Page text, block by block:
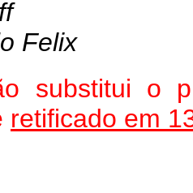
Felix
substitui o
retificado em